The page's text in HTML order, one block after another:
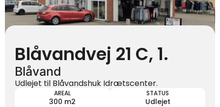
Blåvandvej 21 C, 1.
Blåvand
Udlejet til Blåvandshuk Idrætscenter.
AREAL
300 m2
STATUS
Udlejet